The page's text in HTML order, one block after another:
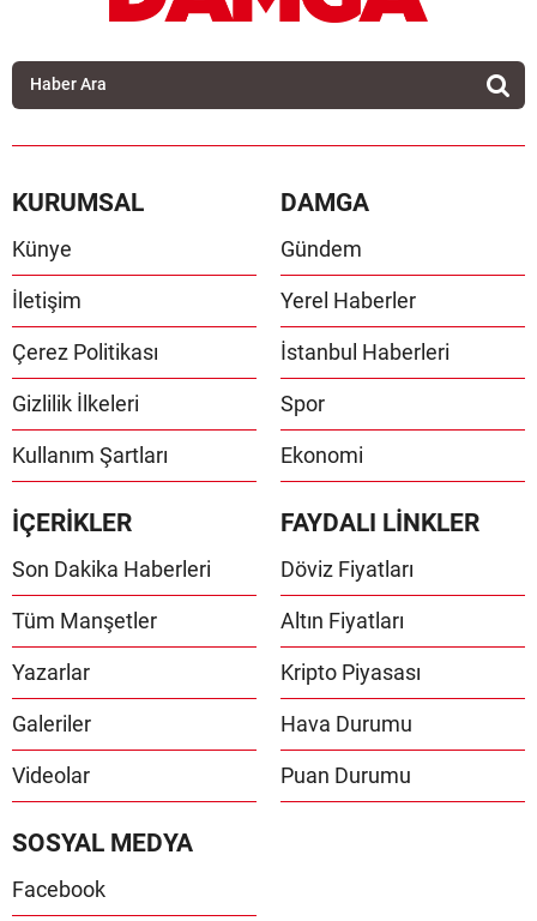
KURUMSAL
Künye
İletişim
Çerez Politikası
Gizlilik İlkeleri
Kullanım Şartları
DAMGA
Gündem
Yerel Haberler
İstanbul Haberleri
Spor
Ekonomi
İÇERİKLER
Son Dakika Haberleri
Tüm Manşetler
Yazarlar
Galeriler
Videolar
FAYDALI LİNKLER
Döviz Fiyatları
Altın Fiyatları
Kripto Piyasası
Hava Durumu
Puan Durumu
SOSYAL MEDYA
Facebook